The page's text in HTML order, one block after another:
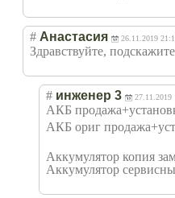
# Анастасия 26.11.2019
Здравствуйте,
# инженер 3 27.11.2019
АКБ продажа+установ
АКБ ориг
Аккумулятор копия
Аккумулятор